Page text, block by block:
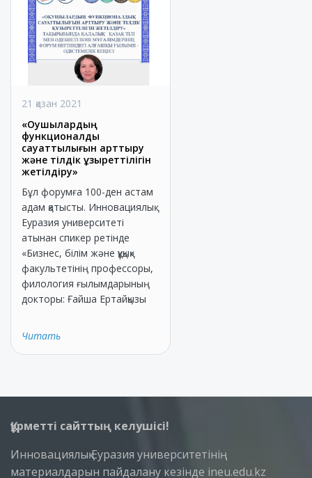
21 қазан 2021
«Оқушылардың
функционалдық
сауаттылығын арттыру
және тілдік құзыреттілігін
жетілдіру»
Бұл форумға 100-ден астам
адам қатысты. Инновациялық
Еуразия университеті
атынан спикер ретінде
«Бизнес, білім және құқық»
факультетінің профессоры,
филология ғылымдарының
докторы: Ғайша Ертайқызы
Читать
Құрметті сайттың келушісі!
Инновациялық Еуразия университетінің
материалдарын пайдалану кезінде ineu.edu.kz